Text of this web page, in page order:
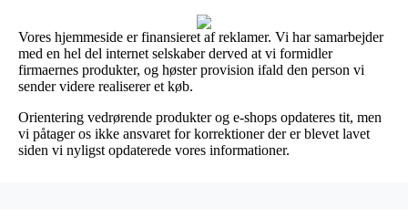
Vores hjemmeside er finansieret af reklamer. Vi har samarbejder
med en hel del internet selskaber derved at vi formidler
firmaernes produkter, og høster provision ifald den person vi
sender videre realiserer et køb.
Orientering vedrørende produkter og e-shops opdateres tit, men
vi påtager os ikke ansvaret for korrektioner der er blevet lavet
siden vi nyligst opdaterede vores informationer.